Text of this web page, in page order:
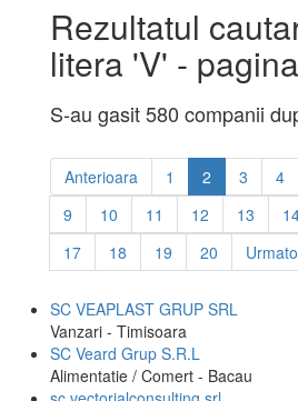
Rezultatul
litera 'V' -
S-au gasit 580 companii
Anterioara 1 2 3 4
9
10 11 12 13
17
18 19 20
SC VEAPLAST GRUP SRL
Vanzari - Timisoara
SC Veard Grup S.R.L
Alimentatie / Comert - Bacau